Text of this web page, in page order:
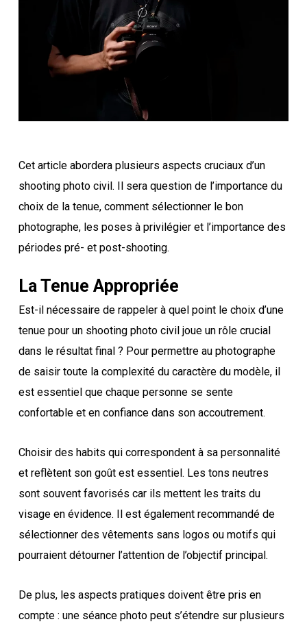
Cet article abordera plusieurs aspects cruciaux d’un
shooting photo civil. Il sera question de l’importance du
choix de la tenue, comment sélectionner le bon
photographe, les poses à privilégier et l’importance des
périodes pré- et post-shooting.
La Tenue Appropriée
Est-il nécessaire de rappeler à quel point le choix d’une
tenue pour un shooting photo civil joue un rôle crucial
dans le résultat final ? Pour permettre au photographe
de saisir toute la complexité du caractère du modèle, il
est essentiel que chaque personne se sente
confortable et en confiance dans son accoutrement.
Choisir des habits qui correspondent à sa personnalité
et reflètent son goût est essentiel. Les tons neutres
sont souvent favorisés car ils mettent les traits du
visage en évidence. Il est également recommandé de
sélectionner des vêtements sans logos ou motifs qui
pourraient détourner l’attention de l’objectif principal.
De plus, les aspects pratiques doivent être pris en
compte : une séance photo peut s’étendre sur plusieurs